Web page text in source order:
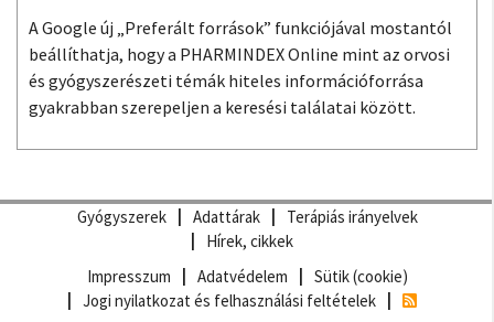
A Google új „Preferált források” funkciójával mostantól
beállíthatja, hogy a PHARMINDEX Online mint az orvosi
és gyógyszerészeti témák hiteles információforrása
gyakrabban szerepeljen a keresési találatai között.
Gyógyszerek Adattárak
Terápiás irányelvek
Hírek, cikkek
Impresszum
Adatvédelem
Sütik (cookie)
Jogi nyilatkozat és felhasználási feltételek